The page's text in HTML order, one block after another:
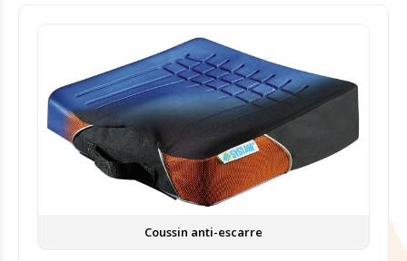
Coussin anti-escarre